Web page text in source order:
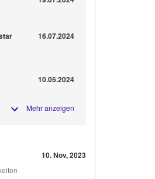
16.07.2024
10.05.2024
Mehr anzeigen
10. Nov, 2023